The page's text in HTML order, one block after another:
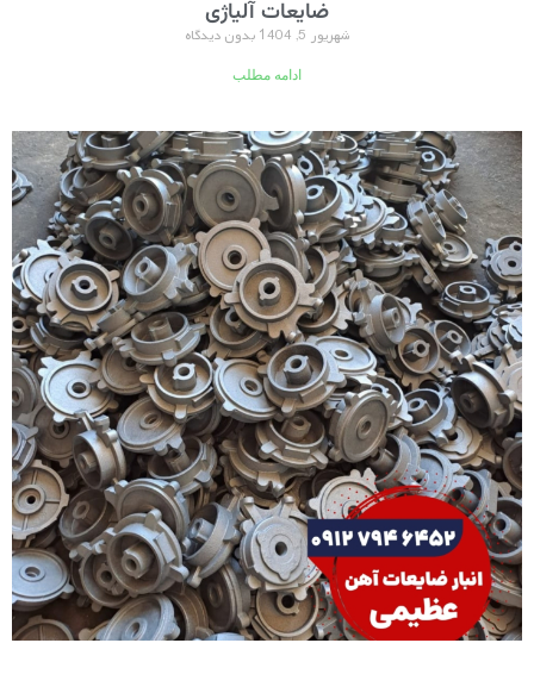
ضایعات آلیاژی
شهریور 5, 1404 بدون دیدگاه
ادامه مطلب